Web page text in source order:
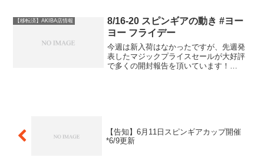
漏らしの内容に、悔いの残らないスケー
トの日をお楽しみくださ...
【移転済】AKIBA店情報
8/16-20 スピンギアの動き #ヨー
ヨー フライデー
今週は新入荷はなかったですが、先週発
表したマジックプライスセールが大好評
で多くの開封報告を頂いています！
【告知】6月11日スピンギアカップ開催
*6/9更新